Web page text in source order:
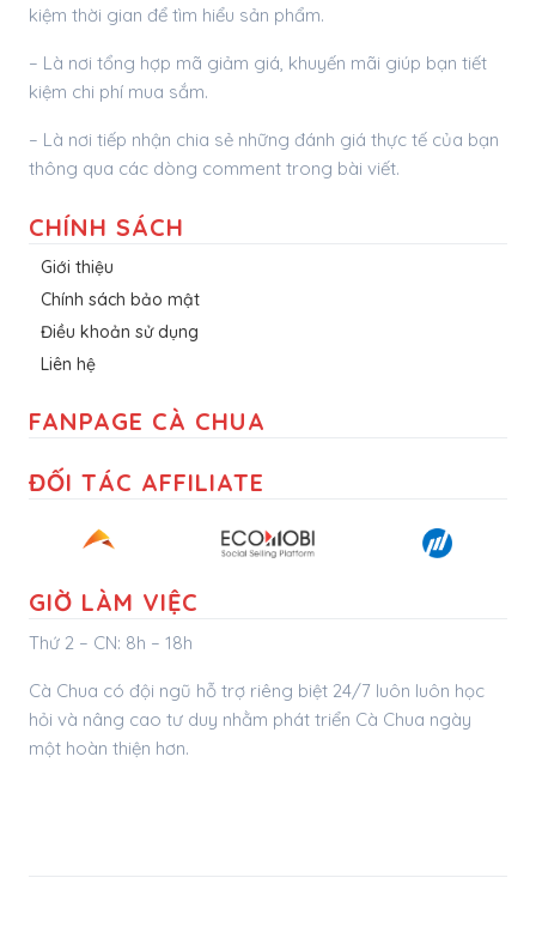
kiệm thời gian để tìm hiểu sản phẩm.
– Là nơi tổng hợp mã giảm giá, khuyến mãi giúp bạn tiết
kiệm chi phí mua sắm.
– Là nơi tiếp nhận chia sẻ những đánh giá thực tế của bạn
thông qua các dòng comment trong bài viết.
CHÍNH SÁCH
Giới thiệu
Chính sách bảo mật
Điều khoản sử dụng
Liên hệ
FANPAGE CÀ CHUA
ĐỐI TÁC AFFILIATE
GIỜ LÀM VIỆC
Thứ 2 – CN: 8h – 18h
Cà Chua có đội ngũ hỗ trợ riêng biệt 24/7 luôn luôn học
hỏi và nâng cao tư duy nhằm phát triển Cà Chua ngày
một hoàn thiện hơn.